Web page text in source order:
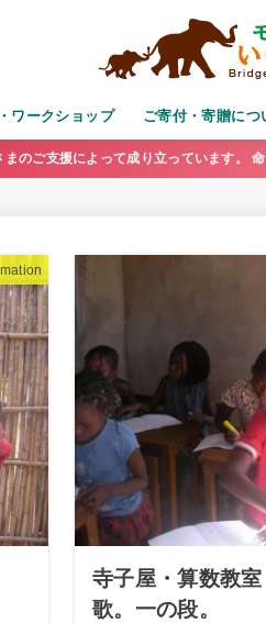
ワークショップ ご寄付・寄贈につ
まのご支援によって成り立っています。
寺子屋・算数教
歌。一の段。